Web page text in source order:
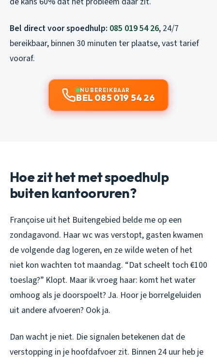
Bel direct voor spoedhulp: 085 019 54 26, 24/7
bereikbaar, binnen 30 minuten ter plaatse, vast tarief
vooraf.
NU BEREIKBAAR
BEL 085 019 54 26
Hoe zit het met spoedhulp
buiten kantooruren?
Françoise uit het Buitengebied belde me op een
zondagavond. Haar wc was verstopt, gasten kwamen
de volgende dag logeren, en ze wilde weten of het
niet kon wachten tot maandag. “Dat scheelt toch €100
toeslag?” Klopt. Maar ik vroeg haar: komt het water
omhoog als je doorspoelt? Ja. Hoor je borrelgeluiden
uit andere afvoeren? Ook ja.
Dan wacht je niet. Die signalen betekenen dat de
verstopping in je hoofdafvoer zit. Binnen 24 uur heb je